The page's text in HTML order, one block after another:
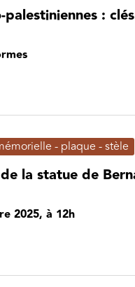
:
- plaque - stèle
la statue de
2025, à 12h